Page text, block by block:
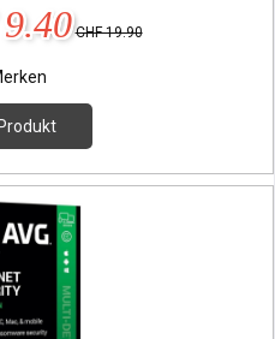
CHF 19.90